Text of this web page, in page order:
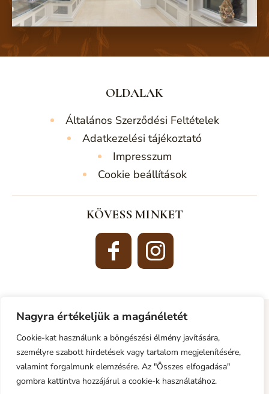
Nagyra értékeljük a magánéletét
Cookie-kat használunk a böngészési élmény javítására,
személyre szabott hirdetések vagy tartalom megjelenítésére,
valamint forgalmunk elemzésére. Az "Összes elfogadása"
gombra kattintva hozzájárul a cookie-k használatához.
OLDALAK
Általános Szerződési Feltételek
Adatkezelési tájékoztató
Impresszum
Cookie beállítások
KÖVESS MINKET
© Copyright 2024. Kiss-Virág Cukrászda Debrecen.
Minden jog fenntartva!
A honlapon található képeket és szövegeket és minden egyéb
információt szerzői jogok védik, azok felhasználása engedélyköteles.